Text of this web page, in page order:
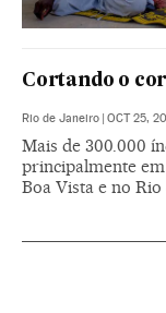
Cortando o
Rio de Janeiro | OCT 25,
Mais de 300.000
principalmente em
Boa Vista e no